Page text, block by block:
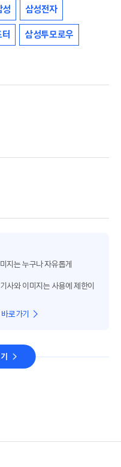
성 삼성전자
삼성투모로우
지는 누구나 자유롭게
사와 이미지는 사용에 제한이
로가기